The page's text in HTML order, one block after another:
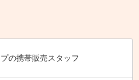
の携帯販売スタッフ